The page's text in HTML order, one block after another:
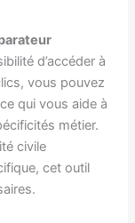
d’accéder à
vous pouvez
qui vous aide à
métier.
civile
cet outil